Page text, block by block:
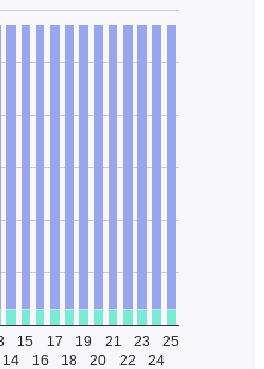
14
15
16
17
18
19
20
21
22
23
24
25